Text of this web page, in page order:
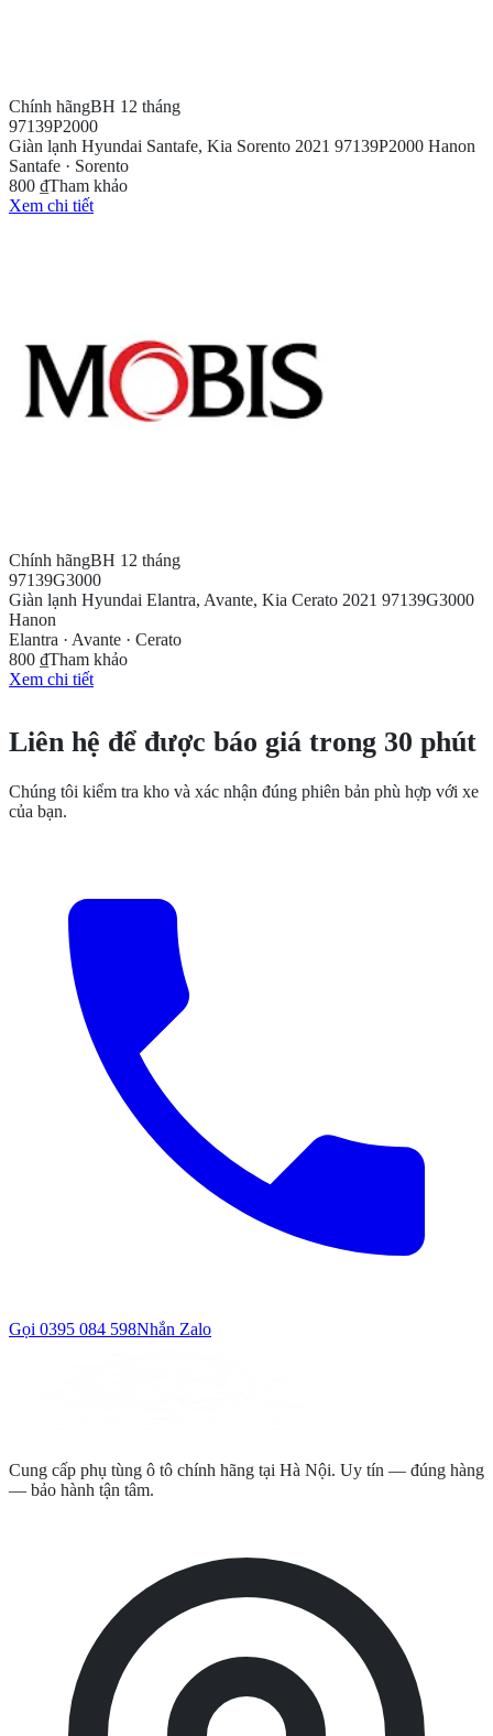
Chính hãngBH 12 tháng
97139P2000
Giàn lạnh Hyundai Santafe, Kia Sorento 2021 97139P2000 Hanon
Santafe · Sorento
800 ₫Tham khảo
Xem chi tiết
Chính hãngBH 12 tháng
97139G3000
Giàn lạnh Hyundai Elantra, Avante, Kia Cerato 2021 97139G3000
Hanon
Elantra · Avante · Cerato
800 ₫Tham khảo
Xem chi tiết
Liên hệ để được báo giá trong 30 phút
Chúng tôi kiểm tra kho và xác nhận đúng phiên bản phù hợp với xe
của bạn.
Gọi 0395 084 598Nhắn Zalo
Cung cấp phụ tùng ô tô chính hãng tại Hà Nội. Uy tín — đúng hàng
— bảo hành tận tâm.